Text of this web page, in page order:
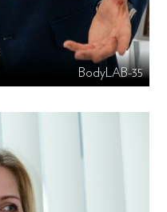
BodyLAB-35